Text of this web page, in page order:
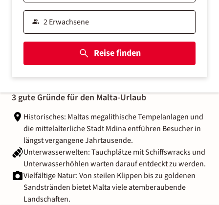
Reise finden
3 gute Gründe für den Malta-Urlaub
Historisches: Maltas megalithische Tempelanlagen und
die mittelalterliche Stadt Mdinaentführen Besucher in
längst vergangene Jahrtausende.
Unterwasserwelten: Tauchplätze mit Schiffswracks und
Unterwasserhöhlen warten darauf entdeckt zu werden.
Vielfältige Natur: Von steilen Klippen bis zu goldenen
Sandstränden bietet Malta viele atemberaubende
Landschaften.